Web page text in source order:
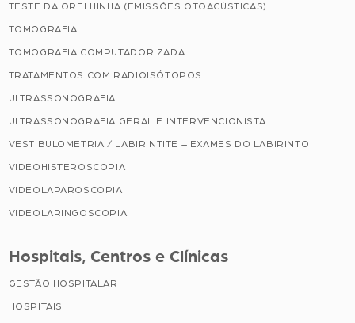
TESTE DA ORELHINHA (EMISSÕES OTOACÚSTICAS)
TOMOGRAFIA
TOMOGRAFIA COMPUTADORIZADA
TRATAMENTOS COM RADIOISÓTOPOS
ULTRASSONOGRAFIA
ULTRASSONOGRAFIA GERAL E INTERVENCIONISTA
VESTIBULOMETRIA / LABIRINTITE – EXAMES DO LABIRINTO
VIDEOHISTEROSCOPIA
VIDEOLAPAROSCOPIA
VIDEOLARINGOSCOPIA
Hospitais, Centros e Clínicas
GESTÃO HOSPITALAR
HOSPITAIS